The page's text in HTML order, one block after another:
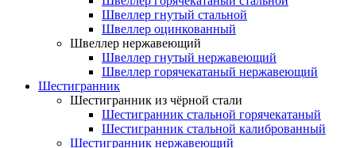
Швеллер гнутый стальной
Швеллер оцинкованный
Швеллер нержавеющий
Швеллер гнутый нержавеющий
Швеллер горячекатаный нержавеющий
Шестигранник
Шестигранник из чёрной стали
Шестигранник стальной горячекатаный
Шестигранник стальной калиброванный
Шестигранник нержавеющий